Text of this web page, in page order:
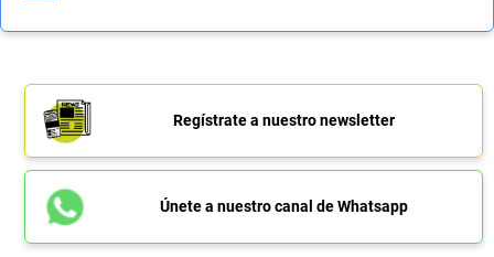
Regístrate a nuestro newsletter
Únete a nuestro canal de Whatsapp